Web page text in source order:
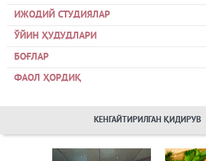
ИЖОДИЙ СТУДИЯЛАР
ЎЙИН ҲУДУДЛАРИ
БОҒЛАР
ФАОЛ ҲОРДИҚ
КЕНГАЙТИРИЛГАН ҚИДИРУВ